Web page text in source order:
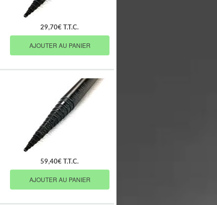
29,70€ T.T.C.
AJOUTER AU PANIER
59,40€ T.T.C.
AJOUTER AU PANIER